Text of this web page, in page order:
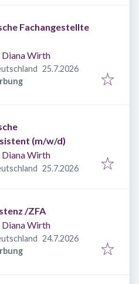
Fachangestellte
Wirth
Veröffentlicht
25.7.2026
(m/w/d)
Wirth
Veröffentlicht
25.7.2026
/ZFA
Wirth
Veröffentlicht
24.7.2026